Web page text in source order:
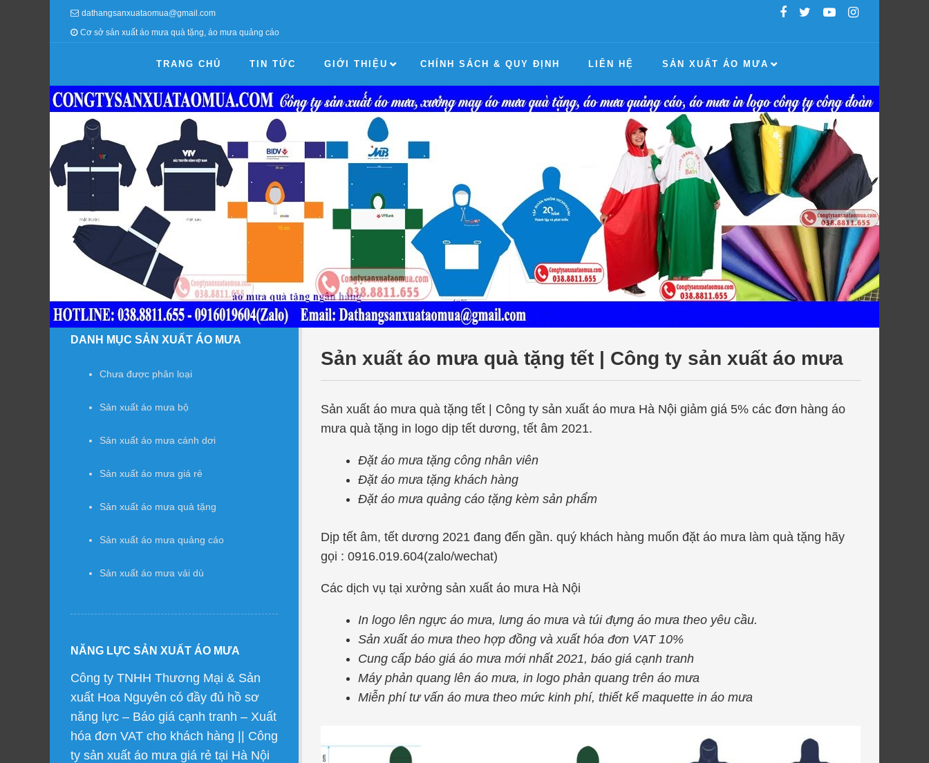
dathangsanxuataomua@gmail.com
Cơ sở sản xuất áo mưa quà tặng, áo mưa quảng cáo
TRANG CHỦ TIN TỨC GIỚI THIỆU CHÍNH SÁCH & QUY ĐỊNH LIÊN HỆ SẢN XUẤT ÁO MƯA
DANH MỤC SẢN XUẤT ÁO MƯA
Chưa được phân loại
Sản xuất áo mưa bộ
Sản xuất áo mưa cánh dơi
Sản xuất áo mưa giá rẻ
Sản xuất áo mưa quà tặng
Sản xuất áo mưa quảng cáo
Sản xuất áo mưa vải dù
NĂNG LỰC SẢN XUẤT ÁO MƯA
Công ty TNHH Thương Mại & Sản
xuất Hoa Nguyên có đầy đủ hồ sơ
năng lực – Báo giá cạnh tranh – Xuất
hóa đơn VAT cho khách hàng || Công
ty sản xuất áo mưa giá rẻ tại Hà Nội
Sản xuất áo mưa quà tặng tết | Công ty sản xuất áo mưa
Sản xuất áo mưa quà tặng tết | Công ty sản xuất áo mưa Hà Nội giảm giá 5% các đơn hàng áo
mưa quà tặng in logo dịp tết dương, tết âm 2021.
Đặt áo mưa tặng công nhân viên
Đặt áo mưa tặng khách hàng
Đặt áo mưa quảng cáo tặng kèm sản phẩm
Dịp tết âm, tết dương 2021 đang đến gần. quý khách hàng muốn đặt áo mưa làm quà tặng hãy
gọi : 0916.019.604(zalo/wechat)
Các dịch vụ tại xưởng sản xuất áo mưa Hà Nội
In logo lên ngực áo mưa, lưng áo mưa và túi đựng áo mưa theo yêu cầu.
Sản xuất áo mưa theo hợp đồng và xuất hóa đơn VAT 10%
Cung cấp báo giá áo mưa mới nhất 2021, báo giá cạnh tranh
Máy phản quang lên áo mưa, in logo phản quang trên áo mưa
Miễn phí tư vấn áo mưa theo mức kinh phí, thiết kế maquette in áo mưa